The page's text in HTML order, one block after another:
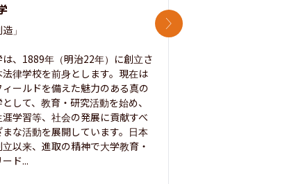
」
は、1889年（明治22年）に創立さ
法律学校を前身とします。現在は
ィールドを備えた魅力のある真の
して、教育・研究活動を始め、
学習等、社会の発展に貢献すべ
まな活動を展開しています。日本
以来、進取の精神で大学教育・
ド...
次のスライド